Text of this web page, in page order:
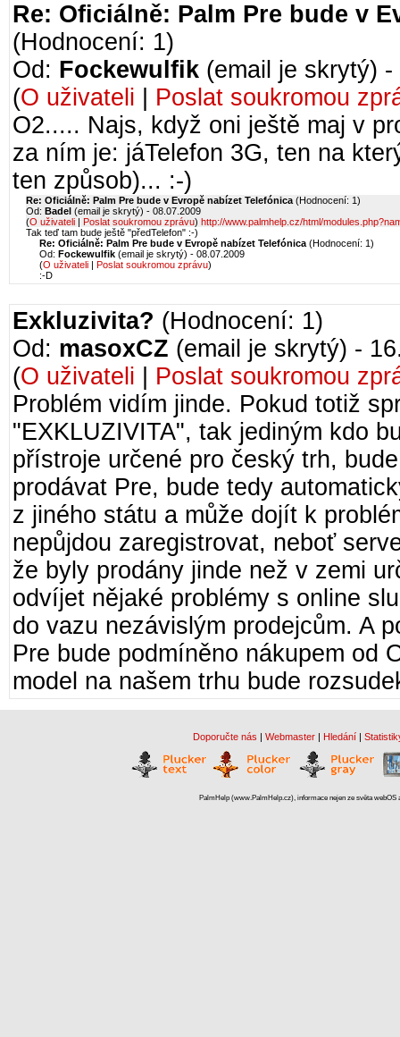
Re: Oficiálně: Palm Pre bude v
(Hodnocení: 1)
Od: Fockewulfik (email je skrytý)
(O uživateli
Poslat soukromou
O2..... Najs, když oni ještě maj v
za ním je: jáTelefon 3G, ten na
ten způsob)... :-)
Re: Oficiálně: Palm Pre bude v Evropě nabízet Telefónica (Hodnocení: 1)
Od: Badel (email je skrytý) - 08.07.2009
(O uživateli | Poslat soukromou zprávu) http://www.palmhelp.cz/html/
Tak teď tam bude ještě "předTelefon" :-)
Re: Oficiálně: Palm Pre bude v Evropě nabízet Telefónica (Hodnocení: 1)
Od: Fockewulfik (email je skrytý) - 08.07.2009
(O uživateli | Poslat soukromou zprávu)
:-D
Exkluzivita? (Hodnocení: 1)
Od: masoxCZ (email je skrytý) -
(O uživateli
Poslat soukromou
Problém vidím jinde. Pokud totiž
"EXKLUZIVITA", tak jediným kdo
přístroje určené pro český trh,
prodávat Pre, bude tedy
z jiného státu a může dojít k
nepůjdou zaregistrovat, neboť
že byly prodány jinde než v zemi
odvíjet nějaké problémy s online
do vazu nezávislým prodejcům. A
Pre bude podmíněno nákupem od
model na našem trhu bude
Doporučte nás | Webmaster | Hledání |
PalmHelp (www.PalmHelp.cz), informace nejen ze světa